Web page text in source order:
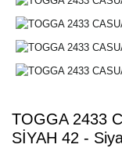
TOGGA 2433
SİYAH 42 -